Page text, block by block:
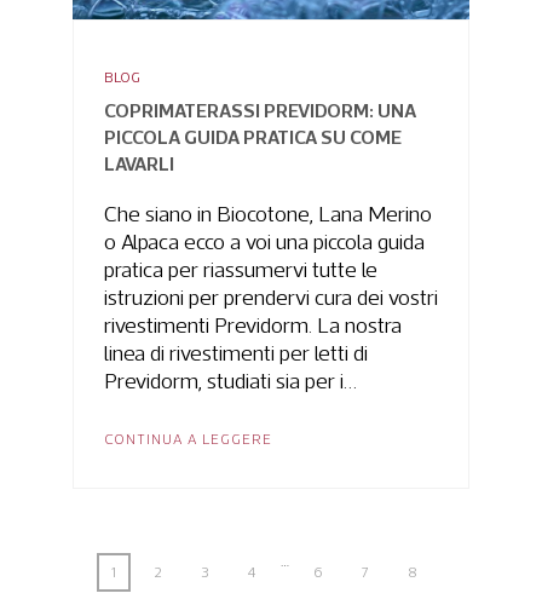
BLOG
COPRIMATERASSI PREVIDORM: UNA
PICCOLA GUIDA PRATICA SU COME
LAVARLI
Che siano in Biocotone, Lana Merino
o Alpaca ecco a voi una piccola guida
pratica per riassumervi tutte le
istruzioni per prendervi cura dei vostri
rivestimenti Previdorm. La nostra
linea di rivestimenti per letti di
Previdorm, studiati sia per i…
CONTINUA A LEGGERE
1 2 3 4 6 7 8